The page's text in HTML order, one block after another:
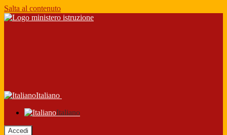
Salta al contenuto
Italiano
Italiano
Accedi